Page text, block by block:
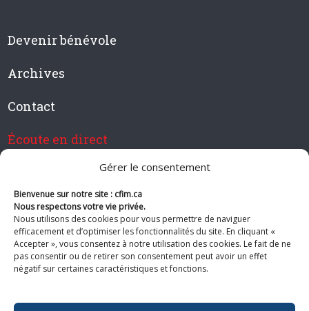
Gérer le consentement
Bienvenue sur notre site : cfim.ca
Nous respectons votre vie privée.
Nous utilisons des cookies pour vous permettre de naviguer
efficacement et d’optimiser les fonctionnalités du site. En cliquant «
Accepter », vous consentez à notre utilisation des cookies. Le fait de ne
pas consentir ou de retirer son consentement peut avoir un effet
négatif sur certaines caractéristiques et fonctions.
Devenir bénévole
Archives
Contact
Écoute en direct
Devenir membre de CFIM
Suivez-nous